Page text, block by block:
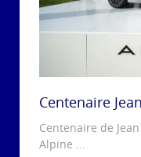
Centenaire
Centenaire de
Alpine ...